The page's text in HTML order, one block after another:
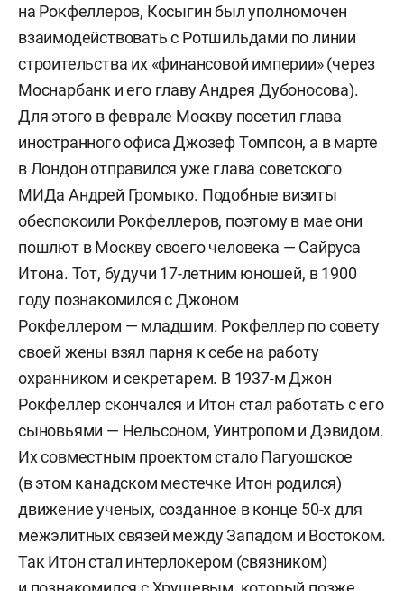
на Рокфеллеров, Косыгин был уполномочен
взаимодействовать с Ротшильдами по линии
строительства их «финансовой империи» (через
Моснарбанк и его главу Андрея Дубоносова).
Для этого в феврале Москву посетил глава
иностранного офиса Джозеф Томпсон, а в марте
в Лондон отправился уже глава советского
МИДа Андрей Громыко. Подобные визиты
обеспокоили Рокфеллеров, поэтому в мае они
пошлют в Москву своего человека — Сайруса
Итона. Тот, будучи 17-летним юношей, в 1900
году познакомился с Джоном
Рокфеллером — младшим. Рокфеллер по совету
своей жены взял парня к себе на работу
охранником и секретарем. В 1937-м Джон
Рокфеллер скончался и Итон стал работать с его
сыновьями — Нельсоном, Уинтропом и Дэвидом.
Их совместным проектом стало Пагуошское
(в этом канадском местечке Итон родился)
движение ученых, созданное в конце 50-х для
межэлитных связей между Западом и Востоком.
Так Итон стал интерлокером (связником)